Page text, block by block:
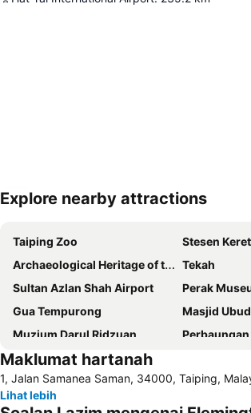
Kembangkan peta
Explore nearby attractions
Taiping Zoo
Stesen
Archaeological Heritage of the Lenggong Valley
Tekah
Sultan Azlan Shah Airport
Perak
Gua Tempurong
Masjid
Muzium Darul Ridzuan
Perbaungan
Lapangan Terbang Taiping Airport
Maklumat hartanah
1, Jalan Samanea Saman, 34000, Taiping,
Lihat lebih